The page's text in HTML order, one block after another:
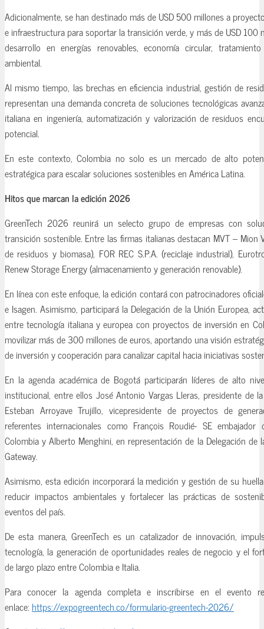
Adicionalmente, se han destinado más de USD 500 millones a
e infraestructura para soportar la transición verde, y más de USD 100
desarrollo en energías renovables, economía circular,
ambiental.
Al mismo tiempo, las brechas en eficiencia industrial, gestión de
representan una demanda concreta de soluciones tecnológicas
italiana en ingeniería, automatización y valorización de residuos
potencial.
En este contexto, Colombia no solo es un mercado de alto
estratégica para escalar soluciones sostenibles en América Latina.
Hitos que marcan la edición 2026
GreenTech 2026 reunirá un selecto grupo de empresas con
transición sostenible. Entre las firmas italianas destacan MVT – Mion
de residuos y biomasa), FOR REC S.P.A. (reciclaje industrial),
Renew Storage Energy (almacenamiento y generación renovable).
En línea con este enfoque, la edición contará con patrocinadores
e Isagen. Asimismo, participará la Delegación de la Unión Europea,
entre tecnología italiana y europea con proyectos de inversión en
movilizar más de 300 millones de euros, aportando una visión
de inversión y cooperación para canalizar capital hacia iniciativas
En la agenda académica de Bogotá participarán líderes de alto
institucional, entre ellos José Antonio Vargas Lleras, presidente de
Esteban Arroyave Trujillo, vicepresidente de proyectos de
referentes internacionales como François Roudié- SE
Colombia y Alberto Menghini, en representación de la Delegación de
Gateway.
Asimismo, esta edición incorporará la medición y gestión de su
reducir impactos ambientales y fortalecer las prácticas de
eventos del país.
De esta manera, GreenTech es un catalizador de innovación,
tecnología, la generación de oportunidades reales de negocio y el
de largo plazo entre Colombia e Italia.
Para conocer la agenda completa e inscribirse en el evento
enlace: https://expogreentech.co/formulario-greentech-2026/